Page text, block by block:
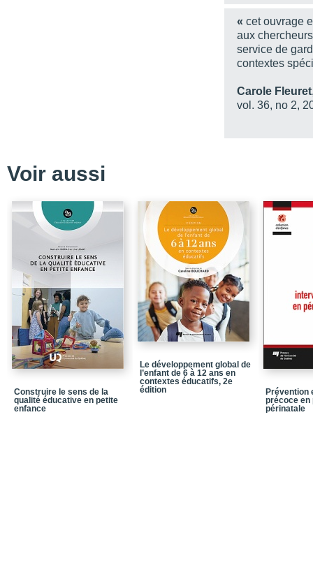
Chapitre 6
Chapitre 7
Chapitre 9
« cet ouvrage
aux
service de
contextes
Carole Fleuret
vol. 36, no 2,
Voir aussi
Construire le sens de la
qualité éducative en petite
enfance
Le développement global de
l’enfant de 6 à 12 ans en
contextes éducatifs, 2e
édition
Prévention
précoce en
périnatale